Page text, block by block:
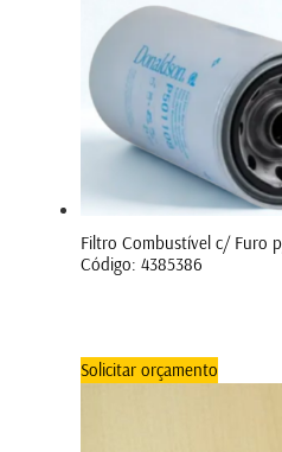
Filtro Combustível c/ Furo
Código: 4385386
Solicitar orçamento